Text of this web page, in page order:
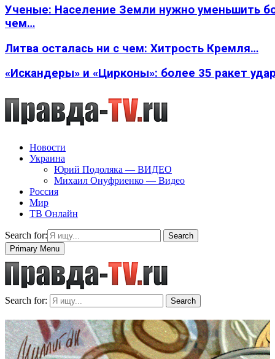
Ученые: Население Земли нужно уменьшить
чем…
Литва осталась ни с чем: Хитрость Кремля…
«Искандеры» и «Цирконы»: более 35 ракет
Новости
Украина
Юрий Подоляка — ВИДЕО
Михаил Онуфриенко — Видео
Россия
Мир
ТВ Онлайн
Search for:
Search
Primary Menu
Search for: Search